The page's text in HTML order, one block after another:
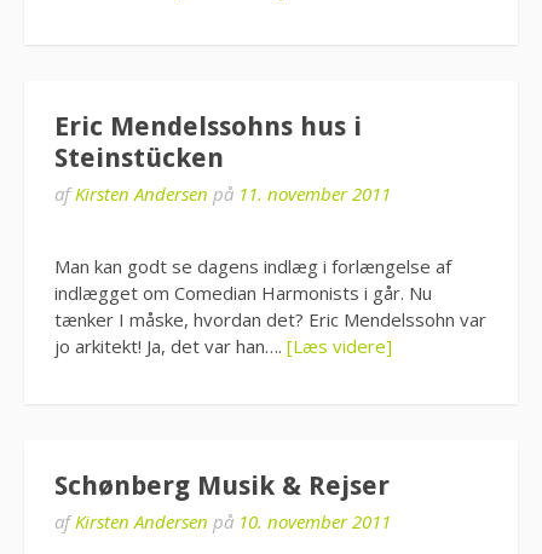
Eric Mendelssohns hus i
Steinstücken
afKirsten Andersen på 11. november 2011
Man kan godt se dagens indlæg i forlængelse af
indlægget om Comedian Harmonists i går. Nu
tænker I måske, hvordan det? Eric Mendelssohn var
jo arkitekt! Ja, det var han…. [Læs videre]
Schønberg Musik & Rejser
afKirsten Andersen på 10. november 2011